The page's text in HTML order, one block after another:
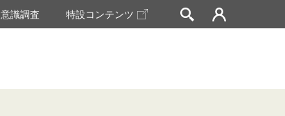
意識調査 特設コンテンツ